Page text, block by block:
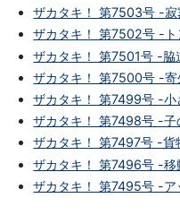
ザカタキ！ 第7503号 -
ザカタキ！ 第7502号 -
ザカタキ！ 第7501号 -脇
ザカタキ！ 第7500号 -
ザカタキ！ 第7499号 -小
ザカタキ！ 第7498号 -子
ザカタキ！ 第7497号 -貨
ザカタキ！ 第7496号 -移
ザカタキ！ 第7495号 -ア